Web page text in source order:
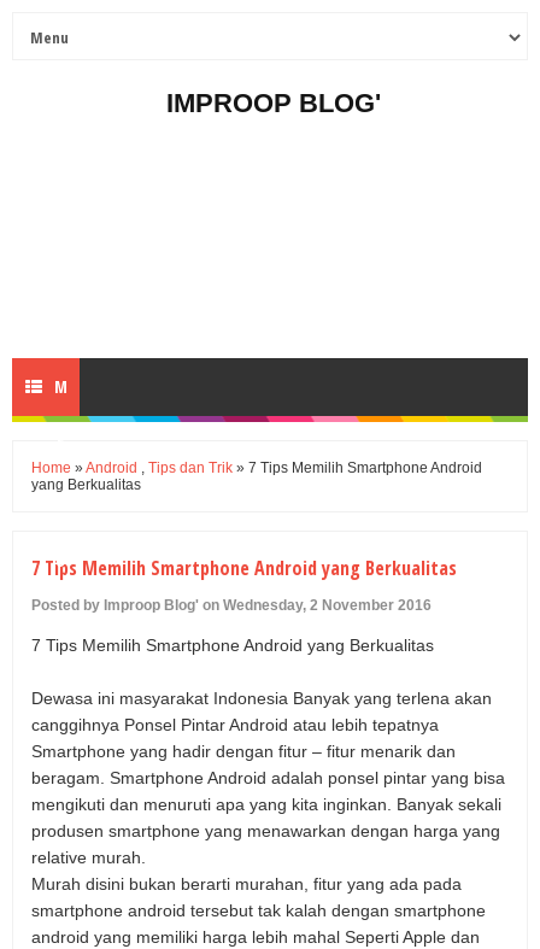
IMPROOP BLOG'
M
U
Home »Android , Tips dan Trik » 7 Tips Memilih Smartphone Android
yang Berkualitas
7 Tips Memilih Smartphone Android yang Berkualitas
Posted by Improop Blog' on Wednesday, 2 November 2016
7 Tips Memilih Smartphone Android yang Berkualitas
Dewasa ini masyarakat Indonesia Banyak yang terlena akan
canggihnya Ponsel Pintar Android atau lebih tepatnya
Smartphone yang hadir dengan fitur – fitur menarik dan
beragam. Smartphone Android adalah ponsel pintar yang bisa
mengikuti dan menuruti apa yang kita inginkan. Banyak sekali
produsen smartphone yang menawarkan dengan harga yang
relative murah.
Murah disini bukan berarti murahan, fitur yang ada pada
smartphone android tersebut tak kalah dengan smartphone
android yang memiliki harga lebih mahal Seperti Apple dan